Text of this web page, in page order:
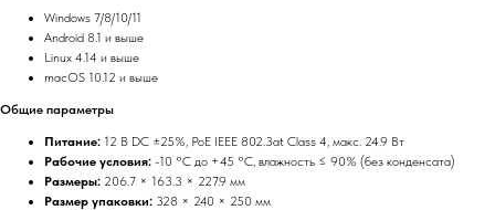
Windows 7/8/10/11
Android 8.1 и выше
Linux 4.14 и выше
macOS 10.12 и выше
Общие параметры
Питание: 12 В DC ±25%, PoE IEEE 802.3at Class 4, макс. 24.9 Вт
Рабочие условия: -10 °C до +45 °C, влажность ≤ 90% (без конденсата)
Размеры: 206.7 × 163.3 × 227.9 мм
Размер упаковки: 328 × 240 × 250 мм